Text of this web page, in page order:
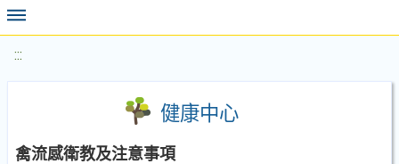
:::
健康中心
禽流感衛教及注意事項